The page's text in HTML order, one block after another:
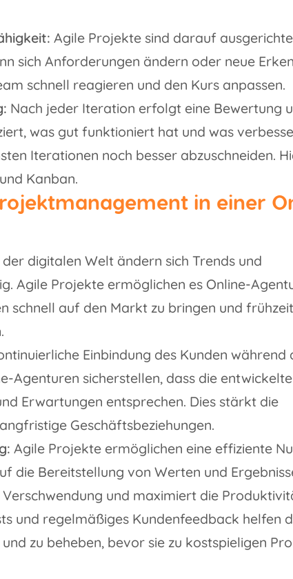
Agile Projekte sind darauf
sich Anforderungen ändern oder neue
schnell reagieren und den Kurs anpassen.
Nach jeder Iteration erfolgt eine Bewertung
was gut funktioniert hat und was
Iterationen noch besser abzuschneiden.
Kanban.
in einer
der digitalen Welt ändern sich Trends und
Agile Projekte ermöglichen es Online-
schnell auf den Markt zu bringen und
Einbindung des Kunden während
Agenturen sicherstellen, dass die
Erwartungen entsprechen. Dies stärkt die
Geschäftsbeziehungen.
Agile Projekte ermöglichen eine effiziente
die Bereitstellung von Werten und
und maximiert die
und regelmäßiges Kundenfeedback helfen
zu beheben, bevor sie zu kostspieligen